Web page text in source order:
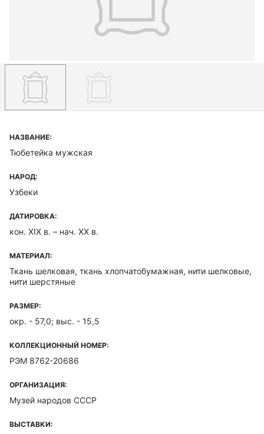
НАЗВАНИЕ:
Тюбетейка мужская
НАРОД:
Узбеки
ДАТИРОВКА:
кон. XIX в. – нач. XX в.
МАТЕРИАЛ:
Ткань шелковая, ткань хлопчатобумажная, нити шелковые,
нити шерстяные
РАЗМЕР:
окр. - 57,0; выс. - 15,5
КОЛЛЕКЦИОННЫЙ НОМЕР:
РЭМ 8762-20686
ОРГАНИЗАЦИЯ:
Музей народов СССР
ВЫСТАВКИ: